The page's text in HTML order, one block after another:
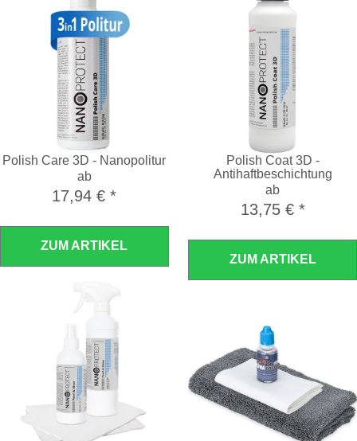
Polish Care 3D - Nanopolitur
ab
17,94 €*
ZUM ARTIKEL
Polish Coat 3D -
Antihaftbeschichtung
ab
13,75 € *
ZUM ARTIKEL